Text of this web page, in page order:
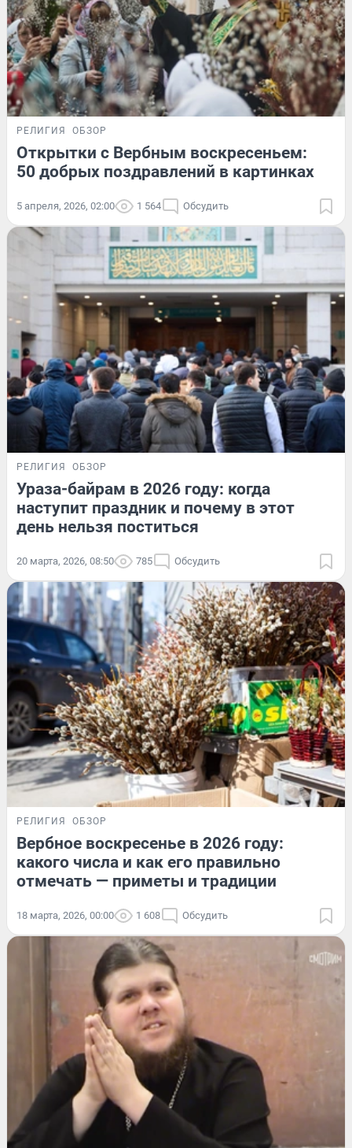
РЕЛИГИЯ ОБЗОР
Открытки с Вербным воскресеньем:
50 добрых поздравлений в картинках
5 апреля, 2026, 02:00 1 564 Обсудить
РЕЛИГИЯ ОБЗОР
Ураза-байрам в 2026 году: когда
наступит праздник и почему в этот
день нельзя поститься
20 марта, 2026, 08:50 785 Обсудить
РЕЛИГИЯ ОБЗОР
Вербное воскресенье в 2026 году:
какого числа и как его правильно
отмечать — приметы и традиции
18 марта, 2026, 00:00 1 608 Обсудить